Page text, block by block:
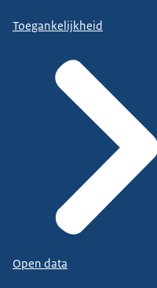
Toegankelijkheid
Open data